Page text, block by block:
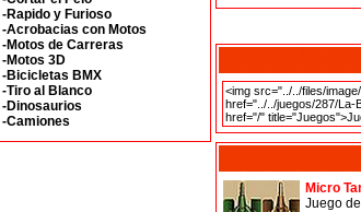
-Rapido y Furioso
-Acrobacias con Motos
-Motos de Carreras
-Motos 3D
-Bicicletas BMX
-Tiro al Blanco
-Dinosaurios
-Camiones
Micro
Juego